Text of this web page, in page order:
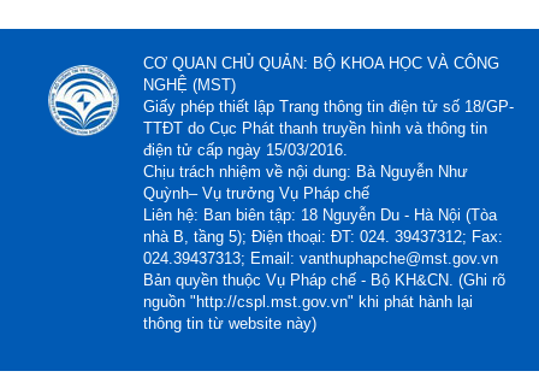
CƠ QUAN CHỦ QUẢN: BỘ KHOA HỌC VÀ CÔNG
NGHỆ (MST)
Giấy phép thiết lập Trang thông tin điện tử số 18/GP-
TTĐT do Cục Phát thanh truyền hình và thông tin
điện tử cấp ngày 15/03/2016.
Chịu trách nhiệm về nội dung: Bà Nguyễn Như
Quỳnh– Vụ trưởng Vụ Pháp chế
Liên hệ: Ban biên tập: 18 Nguyễn Du - Hà Nội (Tòa
nhà B, tầng 5); Điện thoại: ĐT: 024. 39437312; Fax:
024.39437313; Email: vanthuphapche@mst.gov.vn
Bản quyền thuộc Vụ Pháp chế - Bộ KH&CN. (Ghi rõ
nguồn "http://cspl.mst.gov.vn" khi phát hành lại
thông tin từ website này)